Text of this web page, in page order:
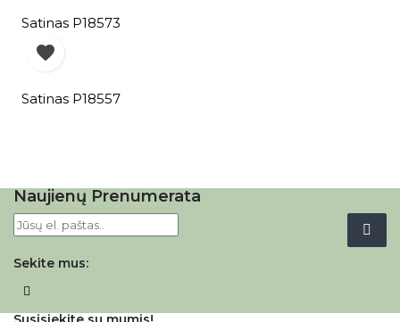
Satinas P18573

Satinas P18557
Naujienų Prenumerata
Sekite mus: